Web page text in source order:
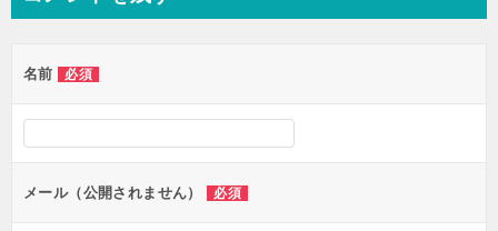
ビ
ー
シ
ン
名前 必須
メール（公開されません） 必須